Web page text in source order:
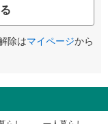
除はマイページから